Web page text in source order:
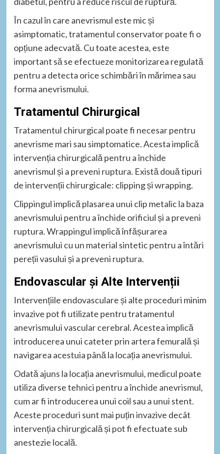
În cazul în care anevrismul este mic și
asimptomatic, tratamentul conservator poate fi o
opțiune adecvată. Cu toate acestea, este
important să se efectueze monitorizarea regulată
pentru a detecta orice schimbări în mărimea sau
forma anevrismului.
Tratamentul Chirurgical
Tratamentul chirurgical poate fi necesar pentru
anevrisme mari sau simptomatice. Acesta implică
intervenția chirurgicală pentru a închide
anevrismul și a preveni ruptura. Există două tipuri
de intervenții chirurgicale: clipping și wrapping.
Clippingul implică plasarea unui clip metalic la baza
anevrismului pentru a închide orificiul și a preveni
ruptura. Wrappingul implică înfășurarea
anevrismului cu un material sintetic pentru a întări
pereții vasului și a preveni ruptura.
Endovascular și Alte Intervenții
Intervențiile endovasculare și alte proceduri minim
invazive pot fi utilizate pentru tratamentul
anevrismului vascular cerebral. Acestea implică
introducerea unui cateter prin artera femurală și
navigarea acestuia până la locația anevrismului.
Odată ajuns la locația anevrismului, medicul poate
utiliza diverse tehnici pentru a închide anevrismul,
cum ar fi introducerea unui coil sau a unui stent.
Aceste proceduri sunt mai puțin invazive decât
intervenția chirurgicală și pot fi efectuate sub
anestezie locală.